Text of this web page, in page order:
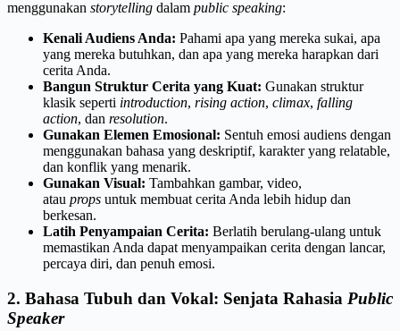
menggunakan storytelling dalam public speaking:
Kenali Audiens Anda: Pahami apa yang mereka sukai, apa
yang mereka butuhkan, dan apa yang mereka harapkan dari
cerita Anda.
Bangun Struktur Cerita yang Kuat: Gunakan struktur
klasik seperti introduction, rising action, climax, falling
action, dan resolution.
Gunakan Elemen Emosional: Sentuh emosi audiens dengan
menggunakan bahasa yang deskriptif, karakter yang relatable,
dan konflik yang menarik.
Gunakan Visual: Tambahkan gambar, video,
atau props untuk membuat cerita Anda lebih hidup dan
berkesan.
Latih Penyampaian Cerita: Berlatih berulang-ulang untuk
memastikan Anda dapat menyampaikan cerita dengan lancar,
percaya diri, dan penuh emosi.
2. Bahasa Tubuh dan Vokal: Senjata Rahasia Public
Speaker